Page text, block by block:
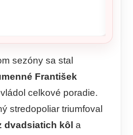
sezóny sa stal
František
celkové poradie.
stredopoliar triumfoval
dvadsiatich kôl a